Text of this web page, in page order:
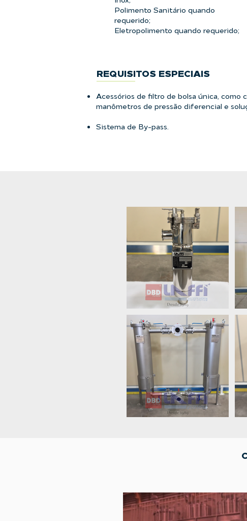
Polimento Sanitário quando
requerido;
Eletropolimento quando requerido;
REQUISITOS ESPECIAIS
Acessórios de filtro de bolsa única, como
manômetros de pressão diferencial e
Sistema de By-pass.